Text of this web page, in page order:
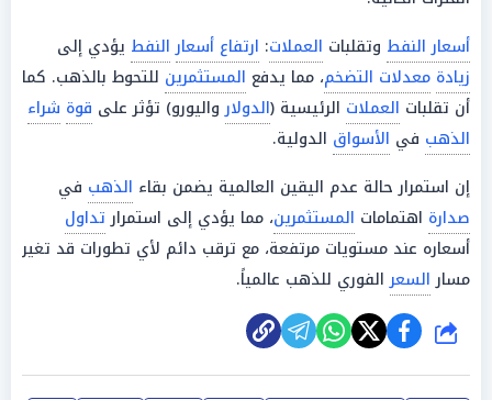
أسعار النفط وتقلبات العملات: ارتفاع أسعار النفط يؤدي إلى
زيادة معدلات التضخم، مما يدفع المستثمرين للتحوط بالذهب. كما
أن تقلبات العملات الرئيسية (الدولارواليورو) تؤثر على قوة شراء
الذهب في الأسواق الدولية.
إن استمرار حالة عدم اليقين العالمية يضمن بقاء الذهب في
صدارة اهتمامات المستثمرين، مما يؤدي إلى استمرارتداول
أسعاره عند مستويات مرتفعة، مع ترقب دائم لأي تطورات قد تغير
مسارالسعرالفوري للذهب عالمياً.
شارك